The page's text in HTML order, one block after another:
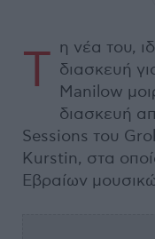
Τ η νέα του,
διασκευή
Manilow
διασκευή
Sessions του
Kurstin, στα
Εβραίων